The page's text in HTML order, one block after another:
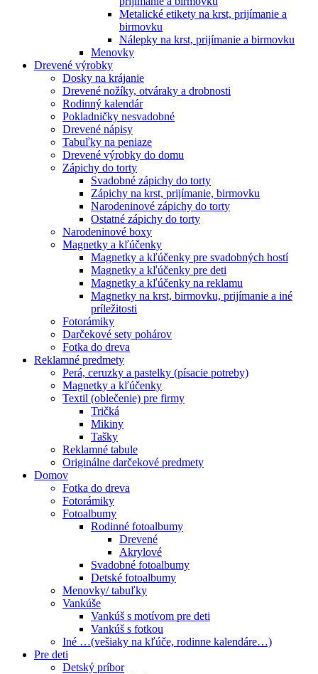
Metalické etikety na krst, prijímanie a
birmovku
Nálepky na krst, prijímanie a birmovku
Menovky
Drevené výrobky
Dosky na krájanie
Drevené nožíky, otváraky a drobnosti
Rodinný kalendár
Pokladničky nesvadobné
Drevené nápisy
Tabuľky na peniaze
Drevené výrobky do domu
Zápichy do torty
Svadobné zápichy do torty
Zápichy na krst, prijímanie, birmovku
Narodeninové zápichy do torty
Ostatné zápichy do torty
Narodeninové boxy
Magnetky a kľúčenky
Magnetky a kľúčenky pre svadobných hostí
Magnetky a kľúčenky pre deti
Magnetky a kľúčenky na reklamu
Magnetky na krst, birmovku, prijímanie a iné
príležitosti
Fotorámiky
Darčekové sety pohárov
Fotka do dreva
Reklamné predmety
Perá, ceruzky a pastelky (písacie potreby)
Magnetky a kľúčenky
Textil (oblečenie) pre firmy
Tričká
Mikiny
Tašky
Reklamné tabule
Originálne darčekové predmety
Domov
Fotka do dreva
Fotorámiky
Fotoalbumy
Rodinné fotoalbumy
Drevené
Akrylové
Svadobné fotoalbumy
Detské fotoalbumy
Menovky/ tabuľky
Vankúše
Vankúš s motívom pre deti
Vankúš s fotkou
Iné …(vešiaky na kľúče, rodinne kalendáre…)
Pre deti
Detský príbor